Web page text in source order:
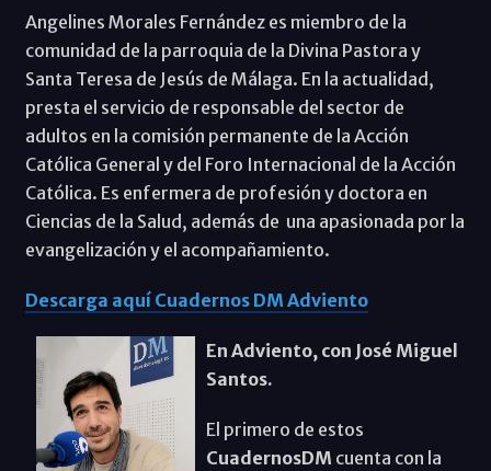
Angelines Morales Fernández es miembro de la
comunidad de la parroquia de la Divina Pastora y
Santa Teresa de Jesús de Málaga. En la actualidad,
presta el servicio de responsable del sector de
adultos en la comisión permanente de la Acción
Católica General y del Foro Internacional de la Acción
Católica. Es enfermera de profesión y doctora en
Ciencias de la Salud, además de una apasionada por la
evangelización y el acompañamiento.
Descarga aquí Cuadernos DM Adviento
En Adviento, con José Miguel
Santos.
El primero de estos
CuadernosDM cuenta con la